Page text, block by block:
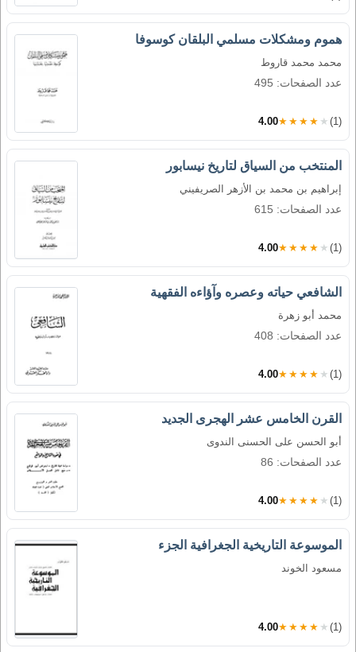
هموم ومشكلات مسلمي البلقان كوسوفا
محمد محمد قاروط
عدد الصفحات: 495
4.00★★★★★ (1)
المنتخب من السياق لتاريخ نيسابور
إبراهيم بن محمد بن الأزهر الصريفيني
عدد الصفحات: 615
4.00★★★★★ (1)
الشافعي حياته وعصره وآؤاءه الفقهية
محمد أبو زهرة
عدد الصفحات: 408
4.00★★★★★ (1)
القرن الخامس عشر الهجرى الجديد
أبو الحسن على الحسنى الندوى
عدد الصفحات: 86
4.00★★★★★ (1)
الموسوعة التاريخية الجغرافية الجزء
مسعود الخوند
4.00★★★★★ (1)